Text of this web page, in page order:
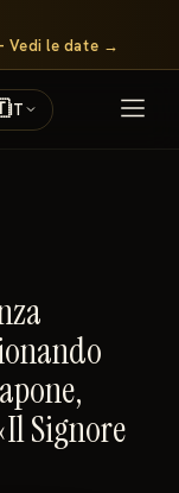
Vedi le date →
IT
Signore